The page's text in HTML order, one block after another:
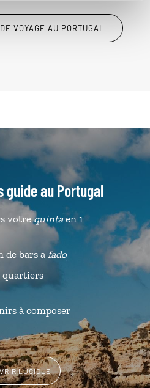
VOYAGE AU PORTUGAL
guide au Portugal
votrequintaen 1
de bars a fado
quartiers
à composer
LUCIOLE